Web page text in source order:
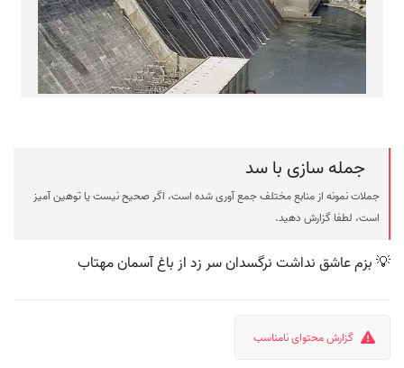
جمله سازی با سد
جملات نمونه از منابع مختلف جمع آوری شده است، اگر صحیح نیست یا توهین آمیز
است، لطفا گزارش دهید.
💡 بزم عاشق نداشت نرگسدان سر زد از باغ آسمان مهتاب
گزارش محتوای نامناسب